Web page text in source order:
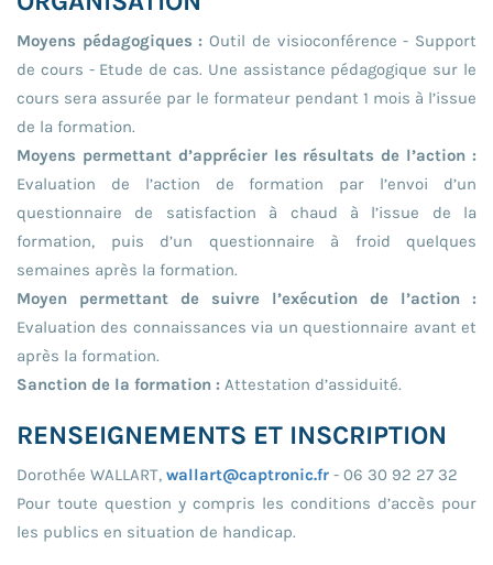
Moyens pédagogiques : Outil de visioconférence - Support
de cours - Etude de cas. Une assistance pédagogique sur le
cours sera assurée par le formateur pendant 1 mois à l’issue
de la formation.
Moyens permettant d’apprécier les résultats de l’action :
Evaluation de l’action de formation par l’envoi d’un
questionnaire de satisfaction à chaud à l’issue de la
formation, puis d’un questionnaire à froid quelques
semaines après la formation.
Moyen permettant de suivre l’exécution de l’action :
Evaluation des connaissances via un questionnaire avant et
après la formation.
Sanction de la formation : Attestation d’assiduité.
RENSEIGNEMENTS ET INSCRIPTION
Dorothée WALLART, wallart@captronic.fr - 06 30 92 27 32
Pour toute question y compris les conditions d’accès pour
les publics en situation de handicap.